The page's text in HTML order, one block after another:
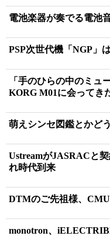
電池楽器が奏でる電池
PSP次世代機「NGP」
「手のひらの中のミュ
KORG M01に会ってき
萌えシンセ図鑑とかど
UstreamがJASRACと
れ時代到来
DTMのご先祖様、
monotron、